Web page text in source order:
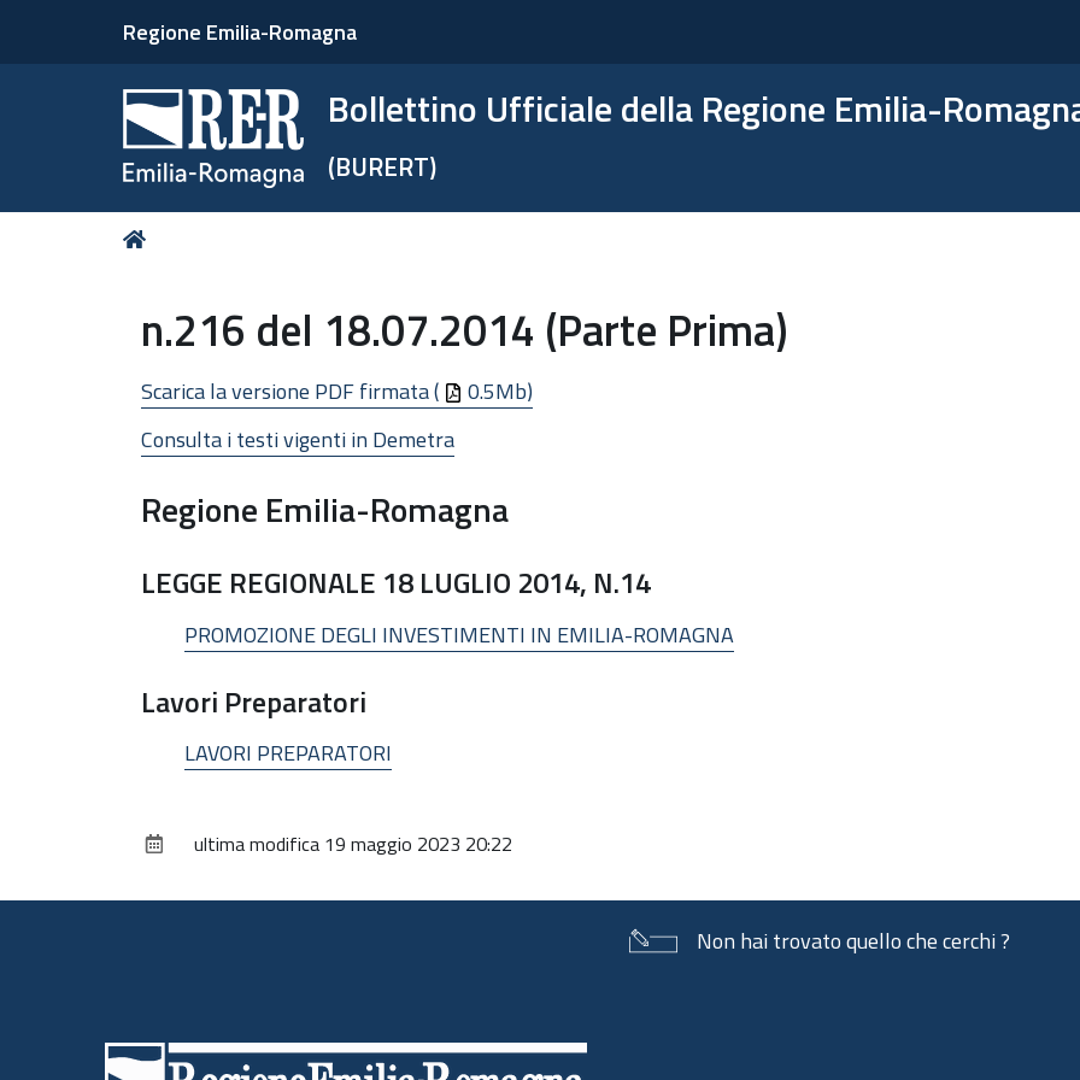
Regione Emilia-Romagna
Bollettino Ufficiale della Regione Emilia-
(BURERT)
Tu
n.216 del 18.07.2014 (Parte Prima)
Scarica la versione PDF firmata (
0.5Mb)
Consulta i testi vigenti in Demetra
Regione Emilia-Romagna
LEGGE REGIONALE 18 LUGLIO 2014, N.14
PROMOZIONE DEGLI INVESTIMENTI IN EMILIA-ROMAGNA
Lavori Preparatori
LAVORI PREPARATORI
ultima modifica 19 maggio 2023 20:22
Non hai trovato quello che cerchi ?